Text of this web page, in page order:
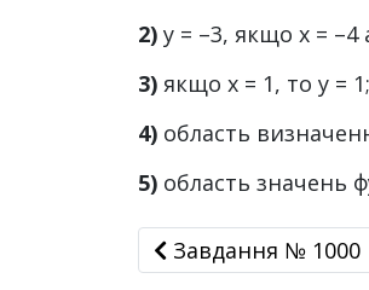
2) у = –3, якщо x = –4
3) якщо х = 1, то у = 1;
4) область
5) область значень
Завдання № 1000
Завдання № 1000